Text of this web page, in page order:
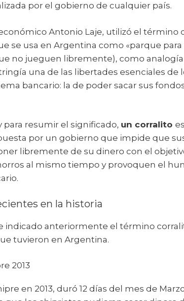
por el gobierno de cualquier país.
Antonio Laje, utilizó el término
se usa en Argentina como «parque para
no jueguen libremente), como
una de las libertades esenciales de
bancario: la de poder sacar sus
para resumir el significado, un corralito
por un gobierno que impide que
libremente de su dinero con el
al mismo tiempo y provoquen el
en la historia
indicado anteriormente el término
tuvieron en Argentina.
2013
en 2013, duró 12 días del mes de